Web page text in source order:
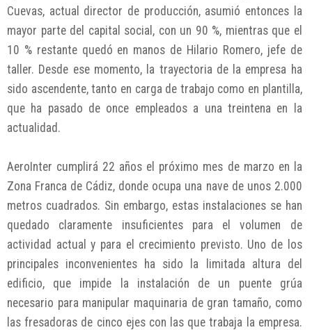
Cuevas, actual director de producción, asumió entonces la
mayor parte del capital social, con un 90 %, mientras que el
10 % restante quedó en manos de Hilario Romero, jefe de
taller. Desde ese momento, la trayectoria de la empresa ha
sido ascendente, tanto en carga de trabajo como en plantilla,
que ha pasado de once empleados a una treintena en la
actualidad.
AeroInter cumplirá 22 años el próximo mes de marzo en la
Zona Franca de Cádiz, donde ocupa una nave de unos 2.000
metros cuadrados. Sin embargo, estas instalaciones se han
quedado claramente insuficientes para el volumen de
actividad actual y para el crecimiento previsto. Uno de los
principales inconvenientes ha sido la limitada altura del
edificio, que impide la instalación de un puente grúa
necesario para manipular maquinaria de gran tamaño, como
las fresadoras de cinco ejes con las que trabaja la empresa.